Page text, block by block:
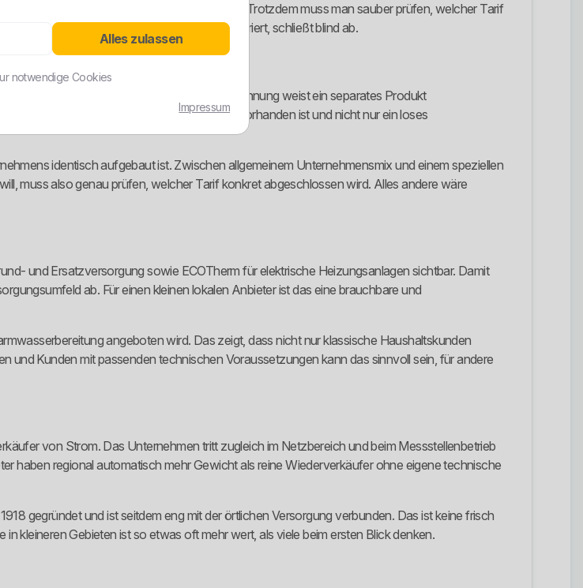
aber auch kein reiner Einheitsvertrag. Trotzdem muss man sauber prüfen, welcher Tarif
bei Messung und Nutzung. Wer das ignoriert, schließt blind ab.
Die veröffentlichte Stromkennzeichnung weist ein separates Produkt
damit ein klar erkennbares grünes Produkt vorhanden ist und nicht nur ein loses
identisch aufgebaut ist. Zwischen allgemeinem Unternehmensmix und einem speziellen
muss also genau prüfen, welcher Tarif konkret abgeschlossen wird. Alles andere wäre
und Ersatzversorgung sowie ECOTherm für elektrische Heizungsanlagen sichtbar. Damit
ab. Für einen kleinen lokalen Anbieter ist das eine brauchbare und
angeboten wird. Das zeigt, dass nicht nur klassische Haushaltskunden
und Kunden mit passenden technischen Voraussetzungen kann das sinnvoll sein, für andere
von Strom. Das Unternehmen tritt zugleich im Netzbereich und beim Messstellenbetrieb
haben regional automatisch mehr Gewicht als reine Wiederverkäufer ohne eigene technische
gegründet und ist seitdem eng mit der örtlichen Versorgung verbunden. Das ist keine frisch
kleineren Gebieten ist so etwas oft mehr wert, als viele beim ersten Blick denken.
Alles zulassen
notwendige Cookies
Impressum